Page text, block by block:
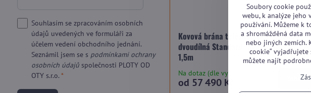
Kovová brána teleskopická vedená
dvoudílná Standard+ SP11 SINGLE do
1,5m
Na dotaz (dle vytížení výroby)
od 57 490 Kč
Souhlasím se zpracováním osobních
údajů uvedených ve formuláři za
účelem vedení obchodního jednání.
Seznámil jsem se s podmínkami ochrany
osobních údajů společnosti PLOTY OD
OTY s.r.o. *
Soubory cookie
webu, k analýze jeho
používání. Můžeme k
a shromážděná data
nebo jiných zemích.
cookie“
můžete najít